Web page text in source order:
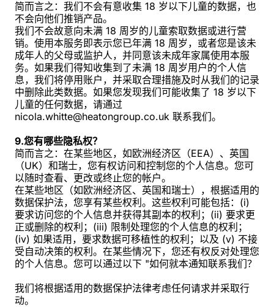
简而言之：我们不会有意收集 18 岁以下儿童的数据，也
不会向他们推销产品。
我们不会故意向未满 18 周岁的儿童索取数据或进行营
销。使用本服务即表示您已年满 18 周岁，或者您是该未
成年人的父母或监护人，并同意该未成年家属使用本服
务。如果我们得知收集到了未满 18 周岁用户的个人信
息，我们将停用账户，并采取合理措施及时从我们的记录
中删除此类数据。如果您发现我们可能收集了 18 岁以下
儿童的任何数据，请通过
nicola.whitte@heatongroup.co.uk 联系我们。
9.您有哪些隐私权？
简而言之：在某些地区，如欧洲经济区（EEA）、英国
（UK）和瑞士，您有权访问和控制您的个人信息。您可
以随时查看、更改或终止您的帐户。
在某些地区（如欧洲经济区、英国和瑞士），根据适用的
数据保护法，您享有某些权利。这些权利可能包括：(i)
要求访问您的个人信息并获得其副本的权利；(ii) 要求更
正或删除的权利；(iii) 限制处理您的个人信息的权利；
(iv) 如果适用，要求数据可移植性的权利；以及 (v) 不接
受自动决策的权利。在某些情况下，您还有权反对处理您
的个人信息。您可以通过以下 "如何就本通知联系我们？
我们将根据适用的数据保护法律考虑任何请求并采取行
动。